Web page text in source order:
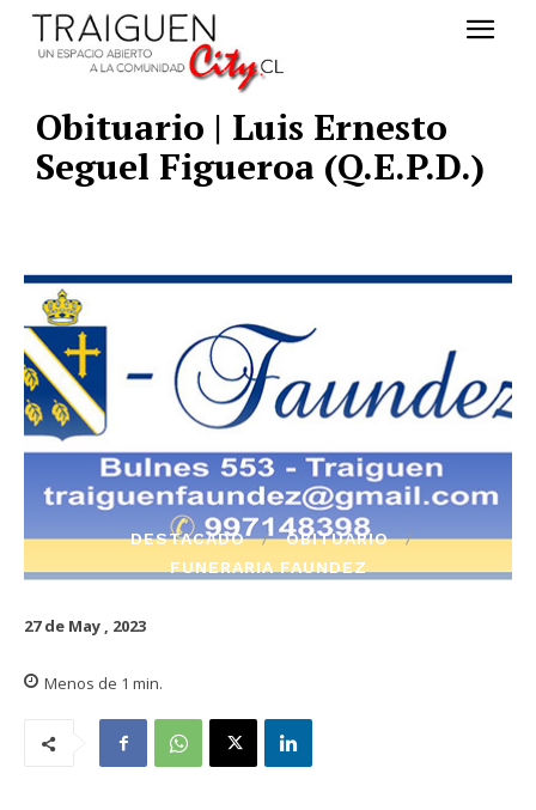
Obituario | Luis Ernesto
Seguel Figueroa (Q.E.P.D.)
DESTACADO
OBITUARIO
FUNERARIA FAUNDEZ
27 de May , 2023
Menos de 1 min.